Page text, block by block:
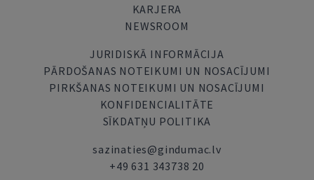
KARJERA
NEWSROOM
JURIDISKĀ INFORMĀCIJA
PĀRDOŠANAS NOTEIKUMI UN NOSACĪJUMI
PIRKŠANAS NOTEIKUMI UN NOSACĪJUMI
KONFIDENCIALITĀTE
SĪKDATŅU POLITIKA
sazinaties@gindumac.lv
+49 631 343738 20